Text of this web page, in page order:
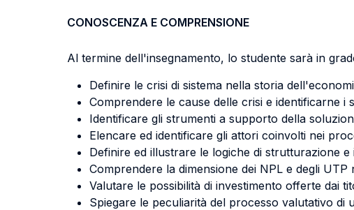
CONOSCENZA E COMPRENSIONE
Al termine dell'insegnamento, lo studente sarà in
Definire le crisi di sistema nella storia
Comprendere le cause delle crisi e identificarne i
Identificare gli strumenti a supporto della
Elencare ed identificare gli attori coinvolti nei
Definire ed illustrare le logiche di strutturazione
Comprendere la dimensione dei NPL e degli
Valutare le possibilità di investimento offerte dai
Spiegare le peculiarità del processo valutativo di